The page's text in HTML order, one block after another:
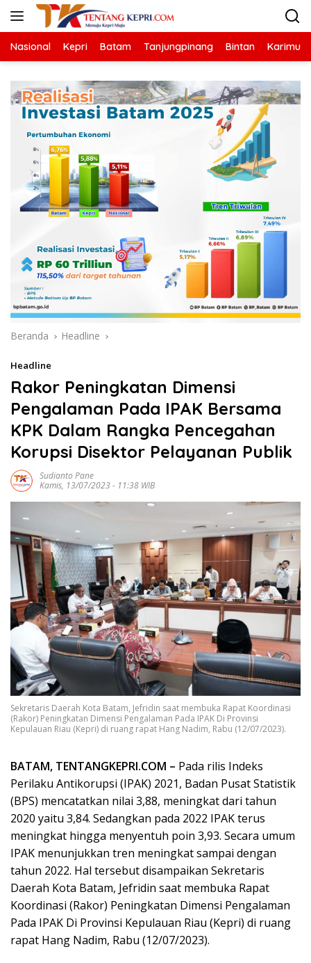
Langsung
Nasional Kepri Batam Tanjungpinang Bintan Karimun
Beranda Headline
Headline
Rakor Peningkatan Dimensi
Pengalaman Pada IPAK Bersama
KPK Dalam Rangka Pencegahan
Korupsi Disektor Pelayanan Publik
Sudianto Pane
Kamis, 13/07/2023 - 11:38 WIB
Sekretaris Daerah Kota Batam, Jefridin saat membuka Rapat Koordinasi
(Rakor) Peningkatan Dimensi Pengalaman Pada IPAK Di Provinsi
Kepulauan Riau (Kepri) di ruang rapat Hang Nadim, Rabu (12/07/2023).
BATAM, TENTANGKEPRI.COM – Pada rilis Indeks
Perilaku Antikorupsi (IPAK) 2021, Badan Pusat Statistik
(BPS) mencatatkan nilai 3,88, meningkat dari tahun
2020 yaitu 3,84. Sedangkan pada 2022 IPAK terus
meningkat hingga menyentuh poin 3,93. Secara umum
IPAK menunjukkan tren meningkat sampai dengan
tahun 2022. Hal tersebut disampaikan Sekretaris
Daerah Kota Batam, Jefridin saat membuka Rapat
Koordinasi (Rakor) Peningkatan Dimensi Pengalaman
Pada IPAK Di Provinsi Kepulauan Riau (Kepri) di ruang
rapat Hang Nadim, Rabu (12/07/2023).